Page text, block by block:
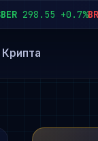
298.55 +0.7%BRENT
Крипта